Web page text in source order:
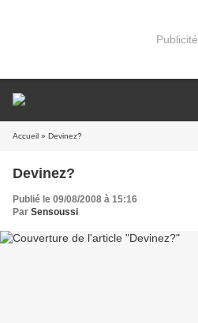
Publicité
Accueil » Devinez?
Devinez?
Publié le 09/08/2008 à 15:16
Par Sensoussi